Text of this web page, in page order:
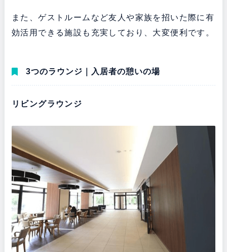
また、ゲストルームなど友人や家族を招いた際に有
効活用できる施設も充実しており、大変便利です。
3つのラウンジ｜入居者の憩いの場
リビングラウンジ